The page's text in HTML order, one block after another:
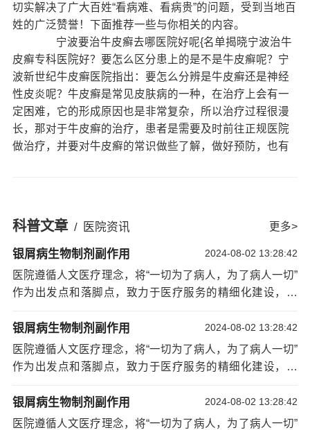
切实解决了广大百姓“看病难、看病贵”的问题，受到当地百
姓的广泛赞誉！下面推荐一些与你相关的内容。
宁波要治牛皮癣去哪医院好呢{名单揭晓宁波治牛
皮癣专科医院好？要怎么区分患上的是不是牛皮癣呢？宁
波新世纪牛皮癣医院指出：要怎么分辨是牛皮癣还是神经
性皮炎呢？牛皮癣是常见皮肤病的一种，在治疗上会有一
定困难，它的形成原因也是非常复杂，所以治疗过程很漫
长，那对于牛皮癣的治疗，患者是需要及时前往正规医院
做治疗，并要对牛皮癣的常识做些了解，做好预防，也有
乱、精神压力大的原因造成，但是牛皮癣的病发原因会比
神经性发炎复杂的多，但主要还是与遗传、内分泌紊乱、
免疫力下降、感染等造成，因为病发原因不宁波银屑病治
疗同，它们的表现症状更是不同。
两者的临床症状不同，一般神经性皮炎在病发时
皮炎严重点还会出现水泡的症状;但牛皮癣的病发是一开始
会出现小红丘疹宁波好的治疗银屑病的医院
加重，就会扩散连成片，形成无规则的皮损，在皮肤表层
还会有厚重的银白色鳞屑;因为临床表现不同，它们的治疗
源的，但牛皮癣的治疗却是需要结合外用药物与内服药物
治疗一起的。
科普文章 / 医院资讯 更多>
银屑病生物制剂副作用 2024-08-02 13:28:42
医院遵循人文医疗理念，将“一切为了病人，为了病人一切”
作为出发点和落脚点，致力于医疗服务的精细化建设，简
绝乱收费、滥用药物等现象发生，保障患者权益。切实解
决了广大百姓“看病难、看病贵”的问题，受到[详情]
银屑病生物制剂副作用 2024-08-02 13:28:42
医院遵循人文医疗理念，将“一切为了病人，为了病人一切”
作为出发点和落脚点，致力于医疗服务的精细化建设，简
绝乱收费、滥用药物等现象发生，保障患者权益。切实解
决了广大百姓“看病难、看病贵”的问题，受到[详情]
银屑病生物制剂副作用 2024-08-02 13:28:42
医院遵循人文医疗理念，将“一切为了病人，为了病人一切”